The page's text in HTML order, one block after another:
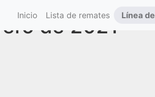
Inicio (actual)
Lista de remates Línea
de 2021